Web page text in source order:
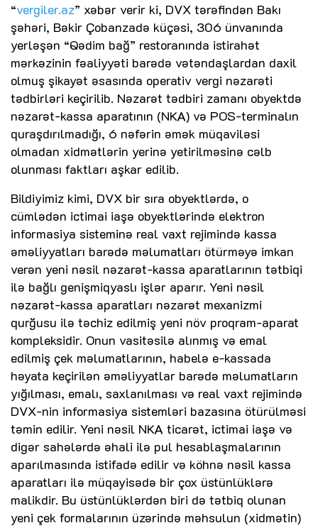
“vergiler.az” xəbər verir ki, DVX tərəfindən Bakı
şəhəri, Bəkir Çobanzadə küçəsi, 306 ünvanında
yerləşən “Qədim bağ” restoranında istirahət
mərkəzinin fəaliyyəti barədə vətəndaşlardan daxil
olmuş şikayət əsasında operativ vergi nəzarəti
tədbirləri keçirilib. Nəzarət tədbiri zamanı obyektdə
nəzarət-kassa aparatının (NKA) və POS-terminalın
quraşdırılmadığı, 6 nəfərin əmək müqaviləsi
olmadan xidmətlərin yerinə yetirilməsinə cəlb
olunması faktları aşkar edilib.
Bildiyimiz kimi, DVX bir sıra obyektlərdə, o
cümlədən ictimai iaşə obyektlərində elektron
informasiya sisteminə real vaxt rejimində kassa
əməliyyatları barədə məlumatları ötürməyə imkan
verən yeni nəsil nəzarət-kassa aparatlarının tətbiqi
ilə bağlı genişmiqyaslı işlər aparır. Yeni nəsil
nəzarət-kassa aparatları nəzarət mexanizmi
qurğusu ilə təchiz edilmiş yeni növ proqram-aparat
kompleksidir. Onun vasitəsilə alınmış və emal
edilmiş çek məlumatlarının, habelə e-kassada
həyata keçirilən əməliyyatlar barədə məlumatların
yığılması, emalı, saxlanılması və real vaxt rejimində
DVX-nin informasiya sistemləri bazasına ötürülməsi
təmin edilir. Yeni nəsil NKA ticarət, ictimai iaşə və
digər sahələrdə əhali ilə pul hesablaşmalarının
aparılmasında istifadə edilir və köhnə nəsil kassa
aparatları ilə müqayisədə bir çox üstünlüklərə
malikdir. Bu üstünlüklərdən biri də tətbiq olunan
yeni çek formalarının üzərində məhsulun (xidmətin)